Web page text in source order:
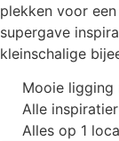
plekken voor
supergave
kleinschalige
Mooie ligging
Alle
Alles op 1